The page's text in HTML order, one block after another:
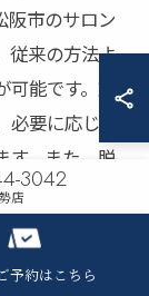
阪市のサロン
従来の方法よ
能です。施
要に応じて
す。また、脱
外線対策や
ンのスタッ
3042
店
予約はこちら